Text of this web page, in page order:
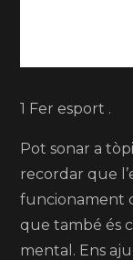
1 Fer esport .
Pot sonar a
recordar que
funcionament
que també és
mental. Ens